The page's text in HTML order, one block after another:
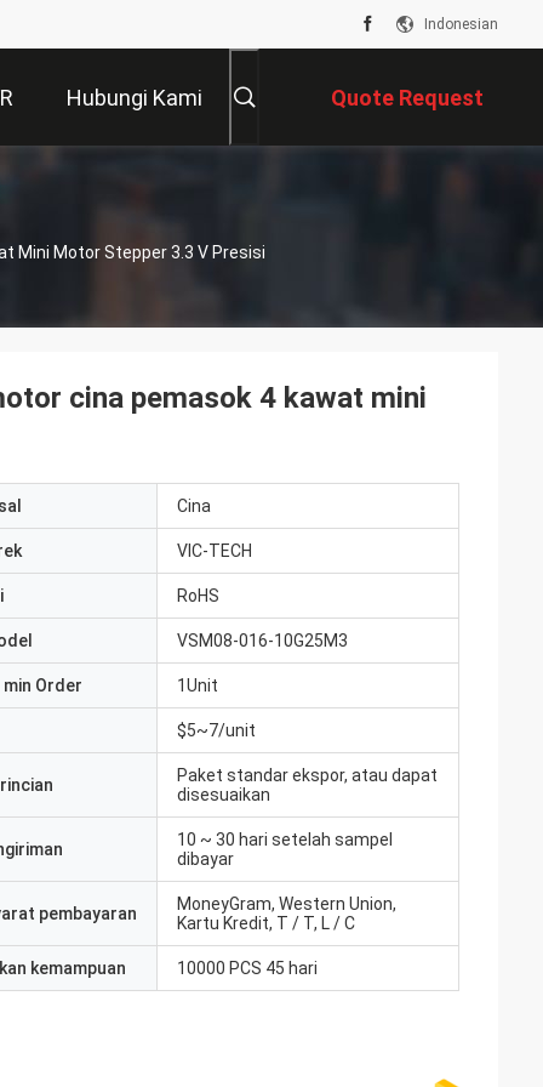
Indonesian
Hubungi Kami Quote Request
Mini Motor Stepper 3.3 V Presisi
cina pemasok 4 kawat mini
Cina
VIC-TECH
RoHS
VSM08-016-10G25M3
Order 1Unit
$5~7/unit
Paket standar ekspor, atau dapat
disesuaikan
10 ~ 30 hari setelah sampel
dibayar
pembayaran
MoneyGram, Western Union,
Kartu Kredit, T / T, L / C
kemampuan 10000 PCS 45 hari